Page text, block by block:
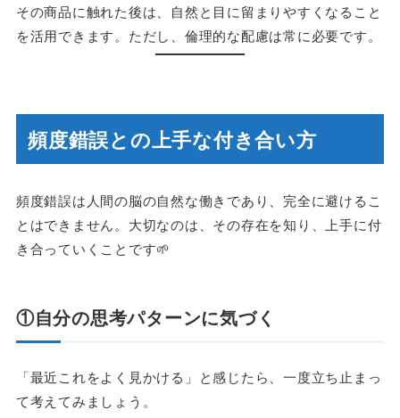
その商品に触れた後は、自然と目に留まりやすくなること
を活用できます。ただし、倫理的な配慮は常に必要です。
頻度錯誤との上手な付き合い方
頻度錯誤は人間の脳の自然な働きであり、完全に避けるこ
とはできません。大切なのは、その存在を知り、上手に付
き合っていくことです🌱
①自分の思考パターンに気づく
「最近これをよく見かける」と感じたら、一度立ち止まっ
て考えてみましょう。